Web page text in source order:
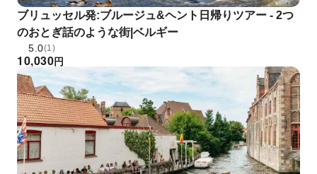
ブリュッセル発:ブルージュ&ヘント日帰りツアー - 2つ
のおとぎ話のような街|ベルギー
5.0(1)
円
10,030